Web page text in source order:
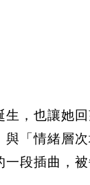
生，也讓她
與「情緒層
一段插曲，